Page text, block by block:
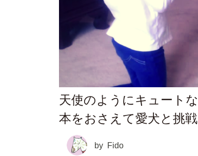
天使のようにキュート
本をおさえて愛犬と挑戦
by Fido